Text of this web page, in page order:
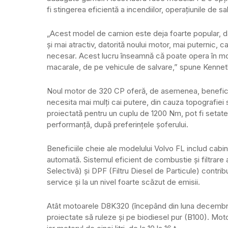
fi stingerea eficientă a incendiilor, operațiunile de
„Acest model de camion este deja foarte popular,
și mai atractiv, datorită noului motor, mai puternic,
necesar. Acest lucru înseamnă că poate opera în
macarale, de pe vehicule de salvare,” spune
Noul motor de 320 CP oferă, de asemenea,
necesita mai mulți cai putere, din cauza
proiectată pentru un cuplu de 1200 Nm, pot fi
performanță, după preferințele șoferului.
Beneficiile cheie ale modelului Volvo FL includ
automată. Sistemul eficient de combustie și
Selectivă) și DPF (Filtru Diesel de Particule)
service și la un nivel foarte scăzut de emisii.
Atât motoarele D8K320 (începând din luna
proiectate să ruleze și pe biodiesel pur (B100).